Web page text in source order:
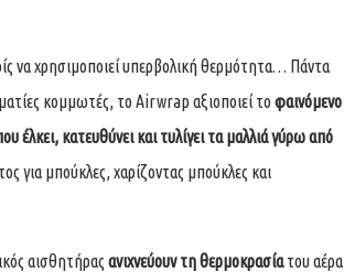
να χρησιμοποιεί υπερβολική θερμότητα… Πάντα
κομμωτές, το Airwrap αξιοποιεί το φαινόμενο
έλκει, κατευθύνει και τυλίγει τα μαλλιά γύρω από
για μπούκλες, χαρίζοντας μπούκλες και
αισθητήρας ανιχνεύουν τη θερμοκρασίατου αέρα